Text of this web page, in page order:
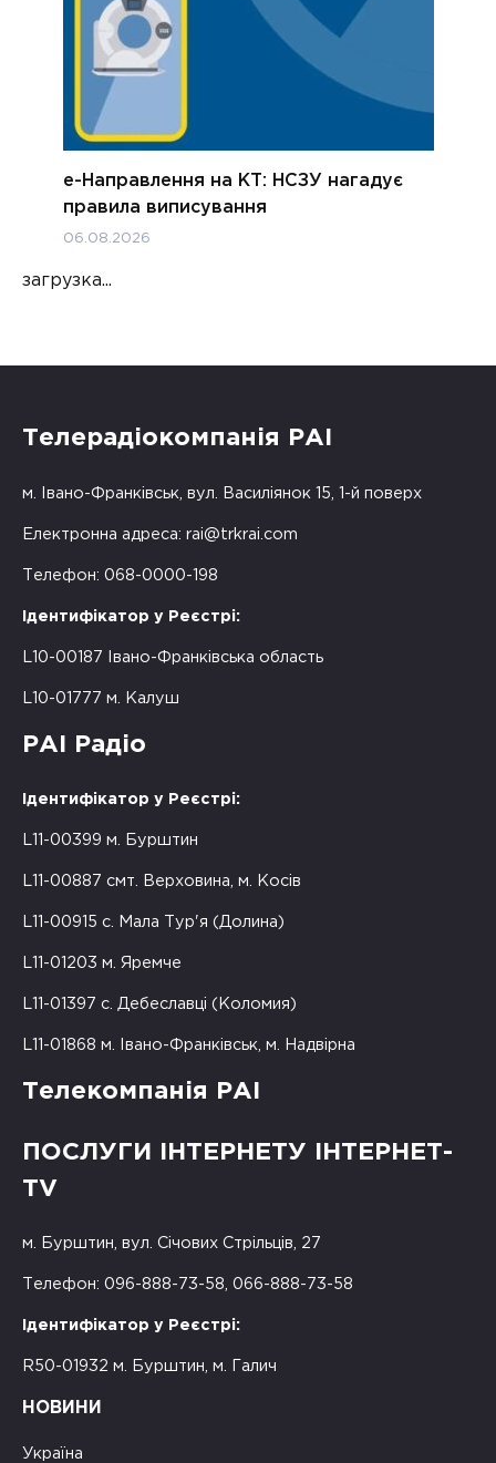
е-Направлення на КТ: НСЗУ нагадує
правила виписування
06.08.2026
загрузка...
Телерадіокомпанія РАІ
м. Івано-Франківськ, вул. Василіянок 15, 1-й поверх
Електронна адреса: rai@trkrai.com
Телефон: 068-0000-198
Ідентифікатор у Реєстрі:
L10-00187 Івано-Франківська область
L10-01777 м. Калуш
РАІ Радіо
Ідентифікатор у Реєстрі:
L11-00399 м. Бурштин
L11-00887 смт. Верховина, м. Косів
L11-00915 с. Мала Тур'я (Долина)
L11-01203 м. Яремче
L11-01397 с. Дебеславці (Коломия)
L11-01868 м. Івано-Франківськ, м. Надвірна
Телекомпанія РАІ
ПОСЛУГИ ІНТЕРНЕТУ ІНТЕРНЕТ-
TV
м. Бурштин, вул. Січових Стрільців, 27
Телефон: 096-888-73-58, 066-888-73-58
Ідентифікатор у Реєстрі:
R50-01932 м. Бурштин, м. Галич
НОВИНИ
Україна